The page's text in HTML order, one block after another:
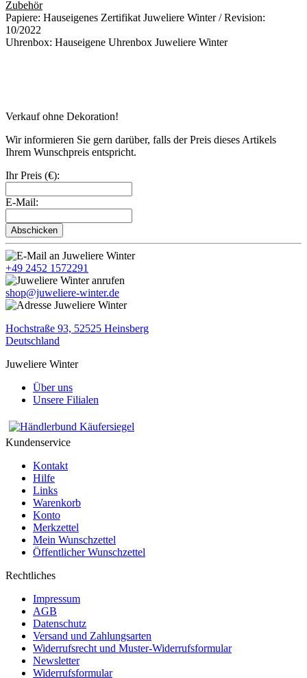
Zubehör
Papiere: Hauseigenes Zertifikat Juweliere Winter / Revision:
10/2022
Uhrenbox: Hauseigene Uhrenbox Juweliere Winter
Verkauf ohne Dekoration!
Wir informieren Sie gern darüber, falls der Preis dieses Artikels
Ihrem Wunschpreis entspricht.
Ihr Preis (€):
E-Mail:
Abschicken
+49 2452 1572291
shop@juweliere-winter.de
Hochstraße 93, 52525 Heinsberg
Deutschland
Juweliere Winter
Über uns
Unsere Filialen
Kundenservice
Kontakt
Hilfe
Links
Warenkorb
Konto
Merkzettel
Mein Wunschzettel
Öffentlicher Wunschzettel
Rechtliches
Impressum
AGB
Datenschutz
Versand und Zahlungsarten
Widerrufsrecht und Muster-Widerrufsformular
Newsletter
Widerrufsformular